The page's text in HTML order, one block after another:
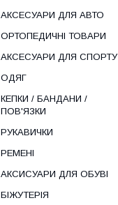
АКСЕСУАРИ ДЛЯ АВТО
ОРТОПЕДИЧНІ ТОВАРИ
АКСЕСУАРИ ДЛЯ СПОРТУ
ОДЯГ
КЕПКИ / БАНДАНИ /
ПОВ'ЯЗКИ
РУКАВИЧКИ
РЕМЕНІ
АКСИСУАРИ ДЛЯ ОБУВІ
БІЖУТЕРІЯ